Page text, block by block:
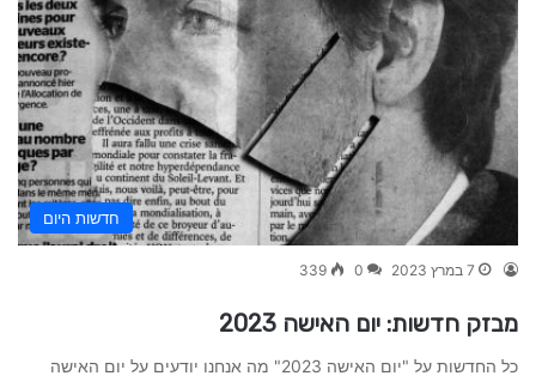
חדשות היום
7 במרץ 2023 0
339
מבזק חדשות: יום האישה 2023
כל החדשות על "יום האישה 2023" מה אנחנו יודעים על יום האישה